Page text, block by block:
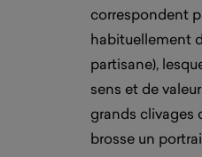
correspondent
habituellement
partisane),
sens et de
grands clivages
brosse un